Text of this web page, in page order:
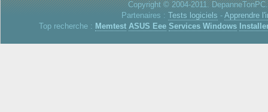
Copyright © 2004-2011.
Partenaires : Tests logiciels - Apprendre
Top recherche : Memtest ASUS Eee Services Windows